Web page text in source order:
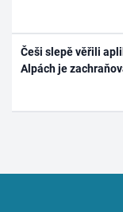
Češi slepě věřili
Alpách je